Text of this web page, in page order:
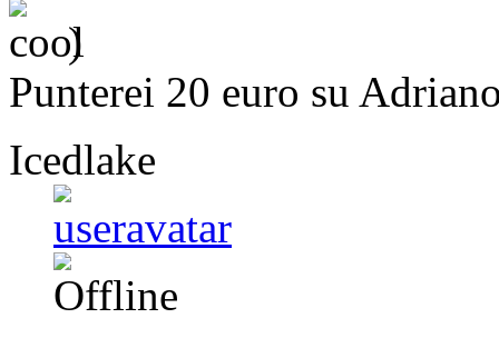
)
Punterei 20 euro su
Icedlake